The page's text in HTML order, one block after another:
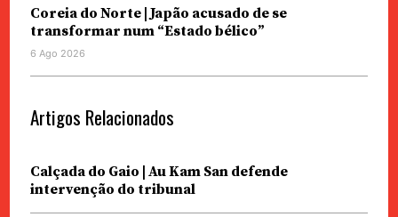
Coreia do Norte | Japão acusado de se
transformar num “Estado bélico”
6 Ago 2026
Artigos Relacionados
Calçada do Gaio | Au Kam San defende
intervenção do tribunal